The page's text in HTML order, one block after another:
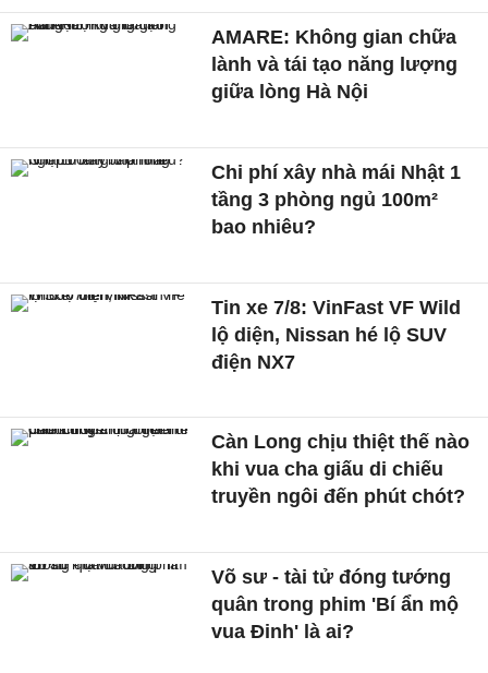
AMARE: Không gian chữa
lành và tái tạo năng lượng
giữa lòng Hà Nội
Chi phí xây nhà mái Nhật 1
tầng 3 phòng ngủ 100m²
bao nhiêu?
Tin xe 7/8: VinFast VF Wild
lộ diện, Nissan hé lộ SUV
điện NX7
Càn Long chịu thiệt thế nào
khi vua cha giấu di chiếu
truyền ngôi đến phút chót?
Võ sư - tài tử đóng tướng
quân trong phim 'Bí ẩn mộ
vua Đinh' là ai?